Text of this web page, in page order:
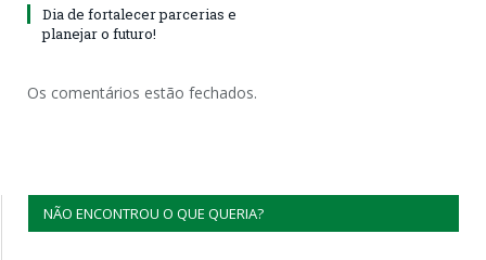
Dia de fortalecer parcerias e
planejar o futuro!
Os comentários estão fechados.
NÃO ENCONTROU O QUE QUERIA?